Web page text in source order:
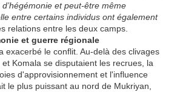
et peut-être même
entre certains individus ont également
relations entre les deux camps.
et guerre régionale
exacerbé le conflit. Au-delà des clivages
Komala se disputaient les recrues, la
d'approvisionnement et l'influence
le plus puissant au nord de Mukriyan,